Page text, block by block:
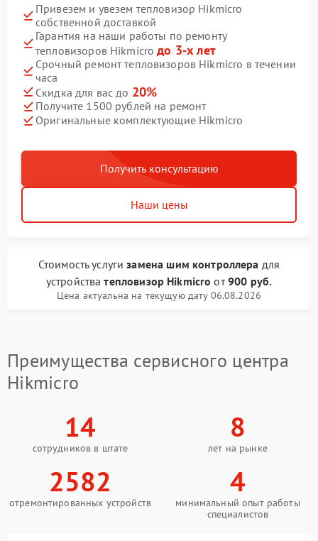
Привезем и увезем тепловизор Hikmicro
собственной доставкой
Гарантия на наши работы по ремонту
тепловизоров Hikmicroдо 3-х лет
Срочный ремонт тепловизоров Hikmicro в течении
часа
Скидка для вас до 20%
Получите 1500 рублей на ремонт
Оригинальные комплектующие Hikmicro
Получить консультацию
Наши цены
Стоимость услугизамена шим контроллера для
устройстватепловизор Hikmicro от900 руб.
Цена актуальна на текущую дату 06.08.2026
Преимущества сервисного центра
Hikmicro
14
сотрудников в штате
8
лет на рынке
2582
отремонтированных устройств
4
минимальный опыт работы
специалистов